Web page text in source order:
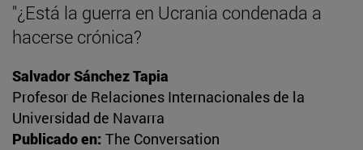
"¿Está la guerra en Ucrania condenada a
hacerse crónica?
Salvador Sánchez Tapia
Profesor de Relaciones Internacionales de la
Universidad de Navarra
Publicado en: The Conversation